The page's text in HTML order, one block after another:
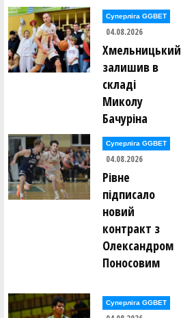
Суперліга GGBET
04.08.2026
Хмельницький
залишив в
складі
Миколу
Бачуріна
Суперліга GGBET
04.08.2026
Рівне
підписало
новий
контракт з
Олександром
Поносовим
Суперліга GGBET